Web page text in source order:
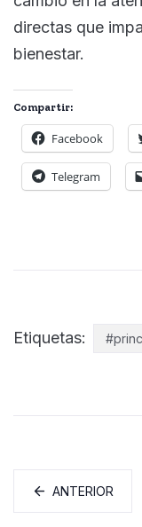
directas que
bienestar.
Compartir:
Facebook
Telegram
Etiquetas:
ANTERIOR